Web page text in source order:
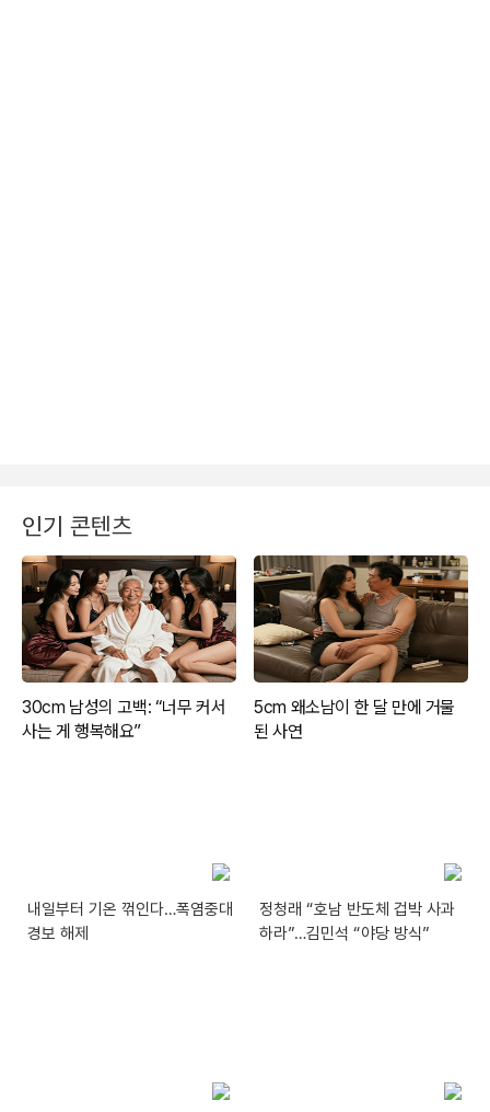
인기 콘텐츠
내일부터 기온 꺾인다…폭염중대
경보 해제
정청래 “호남 반도체 겁박 사과
하라”…김민석 “야당 방식”